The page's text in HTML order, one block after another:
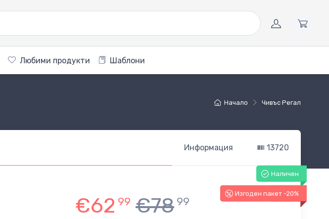
Любими продукти Шаблони
Начало Чивъс Регал
Информация 13720
Наличен
-20%
Изгоден пакет -20%
€62 99 €78 99